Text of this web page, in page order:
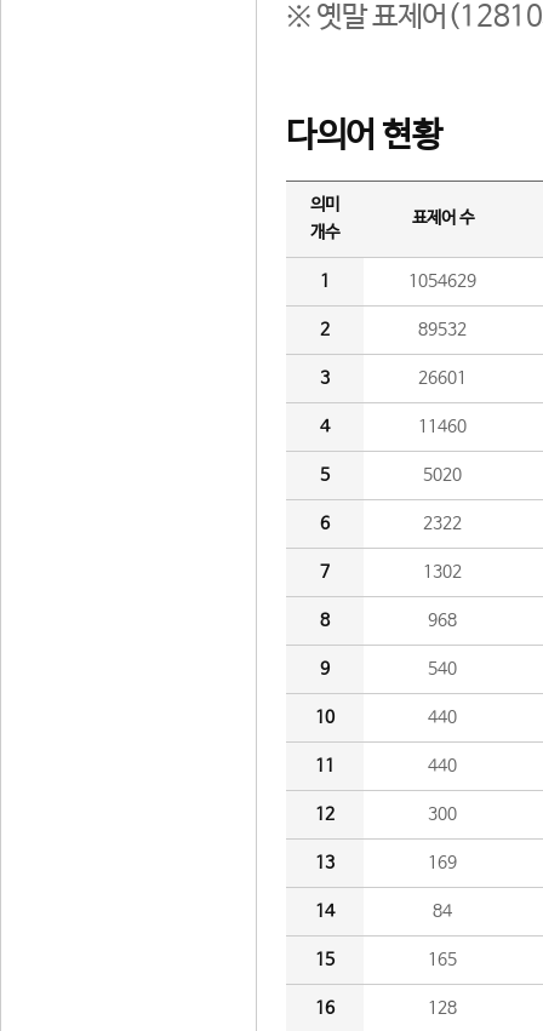
※ 옛말 표제어(12810
다의어 현황
의미
개수
표제어 수
1 1054629
2 89532
3 26601
4 11460
5 5020
6 2322
7 1302
8 968
9 540
10 440
11 440
12 300
13 169
14 84
15 165
16 128